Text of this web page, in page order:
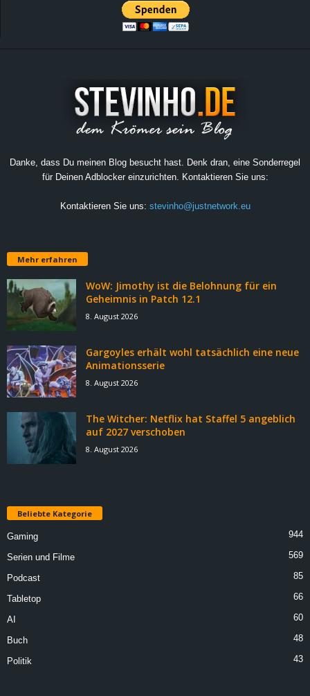
Danke, dass Du meinen Blog besucht hast. Denk dran, eine Sonderregel
für Deinen Adblocker einzurichten. Kontaktieren Sie uns:
Kontaktieren Sie uns: stevinho@justnetwork.eu
Mehr erfahren
WoW: Jimothy ist die Belohnung für ein
Geheimnis in Patch 12.1
8. August 2026
Gargoyles erhält wohl tatsächlich eine neue
Animationsserie
8. August 2026
The Witcher: Netflix hat Staffel 5 angeblich
auf 2027 verschoben
8. August 2026
Beliebte Kategorie
Gaming 944
Serien und Filme 569
Podcast 85
Tabletop 66
AI 60
Buch 48
Politik 43